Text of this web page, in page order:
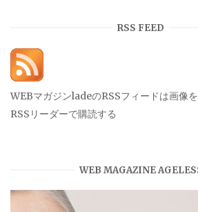
RSS FEED
WEBマガジンladeのRSSフィードは画像を
RSSリーダーで購読する
WEB MAGAZINE